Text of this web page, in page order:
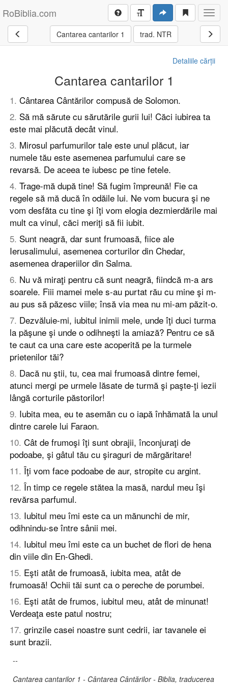
RoBiblia.com
Cantarea cantarilor 1 trad. NTR
Detaliile cărții
Cantarea cantarilor 1
1. Cântarea Cântărilor compusă de Solomon.
2. Să mă sărute cu sărutările gurii lui! Căci iubirea ta
este mai plăcută decât vinul.
3. Mirosul parfumurilor tale este unul plăcut, iar
numele tău este asemenea parfumului care se
revarsă. De aceea te iubesc pe tine fetele.
4. Trage-mă după tine! Să fugim împreună! Fie ca
regele să mă ducă în odăile lui. Ne vom bucura şi ne
vom desfăta cu tine şi îţi vom elogia dezmierdările mai
mult ca vinul, căci meriţi să fii iubit.
5. Sunt neagră, dar sunt frumoasă, fiice ale
Ierusalimului, asemenea corturilor din Chedar,
asemenea draperiilor din Salma.
6. Nu vă miraţi pentru că sunt neagră, fiindcă m-a ars
soarele. Fiii mamei mele s-au purtat rău cu mine şi m-
au pus să păzesc viile; însă via mea nu mi-am păzit-o.
7. Dezvăluie-mi, iubitul inimii mele, unde îţi duci turma
la păşune şi unde o odihneşti la amiază? Pentru ce să
te caut ca una care este acoperită pe la turmele
prietenilor tăi?
8. Dacă nu ştii, tu, cea mai frumoasă dintre femei,
atunci mergi pe urmele lăsate de turmă şi paşte-ţi iezii
lângă corturile păstorilor!
9. Iubita mea, eu te asemăn cu o iapă înhămată la unul
dintre carele lui Faraon.
10. Cât de frumoşi îţi sunt obrajii, înconjuraţi de
podoabe, şi gâtul tău cu şiraguri de mărgăritare!
11. Îţi vom face podoabe de aur, stropite cu argint.
12. În timp ce regele stătea la masă, nardul meu îşi
revărsa parfumul.
13. Iubitul meu îmi este ca un mănunchi de mir,
odihnindu-se între sânii mei.
14. Iubitul meu îmi este ca un buchet de flori de hena
din viile din En-Ghedi.
15. Eşti atât de frumoasă, iubita mea, atât de
frumoasă! Ochii tăi sunt ca o pereche de porumbei.
16. Eşti atât de frumos, iubitul meu, atât de minunat!
Verdeaţa este patul nostru;
17. grinzile casei noastre sunt cedrii, iar tavanele ei
sunt brazii.
--
Cantarea cantarilor 1 - Cântarea Cântărilor - Biblia, traducerea